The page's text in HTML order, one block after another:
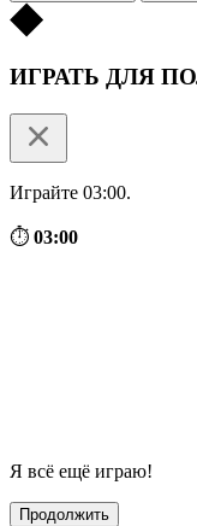
ИГРАТЬ ДЛЯ
Играйте 03:00.
⏱ 03:00
Я всё ещё играю!
Продолжить